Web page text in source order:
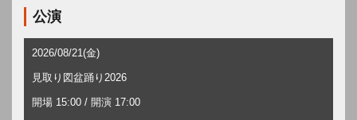
公演
2026/08/21(金)
見取り図盆踊り2026
開場 15:00 / 開演 17:00